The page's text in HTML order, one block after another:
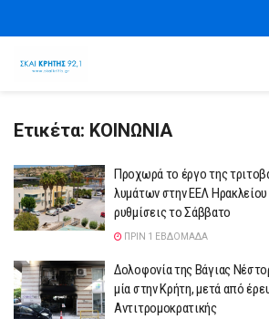
Ετικέτα: ΚΟΙΝΩΝΙΑ
Προχωρά το έργο της
λυμάτων στην ΕΕΛ
ρυθμίσεις το Σάββατο
ΠΡΙΝ 1 ΕΒΔΟΜΆΔΑ
Δολοφονία της Βάγιας
μία στην Κρήτη, μετά από
Αντιτρομοκρατικής